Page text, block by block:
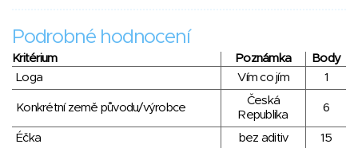
Podrobné hodnocení
Kritérium Poznámka
Body
Loga
Vím co jím 1
Konkrétní země původu/výrobce
Česká
Republika
6
Éčka bez aditiv
15